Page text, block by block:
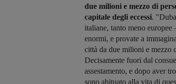
due milioni e mezzo di
capitale degli eccessi.
italiane, tanto meno europee
enormi, e provate a
città da due milioni e mezzo
Decisamente fuori dal
assestamento, e dopo aver
sono abituato alla vita di